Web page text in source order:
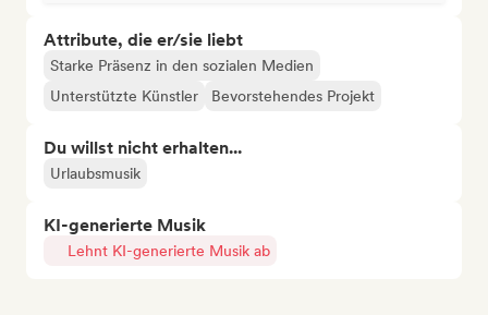
Attribute, die er/sie liebt
Starke Präsenz in den sozialen Medien
Unterstützte Künstler
Bevorstehendes Projekt
Du willst nicht erhalten...
Urlaubsmusik
KI-generierte Musik
Lehnt KI-generierte Musik ab